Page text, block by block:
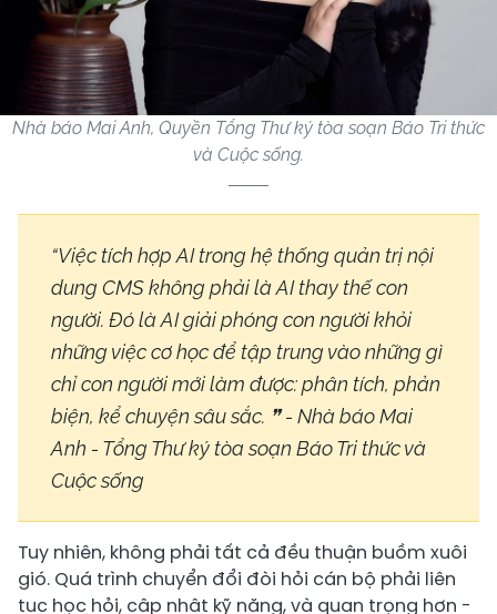
Nhà báo Mai Anh, Quyền Tổng Thư ký tòa soạn Báo Tri thức
và Cuộc sống.
“Việc tích hợp AI trong hệ thống quản trị nội
dung CMS không phải là AI thay thế con
người. Đó là AI giải phóng con người khỏi
những việc cơ học để tập trung vào những gì
chỉ con người mới làm được: phân tích, phản
biện, kể chuyện sâu sắc. ❞ - Nhà báo Mai
Anh - Tổng Thư ký tòa soạn Báo Tri thức và
Cuộc sống
Tuy nhiên, không phải tất cả đều thuận buồm xuôi
gió. Quá trình chuyển đổi đòi hỏi cán bộ phải liên
tục học hỏi, cập nhật kỹ năng, và quan trọng hơn -